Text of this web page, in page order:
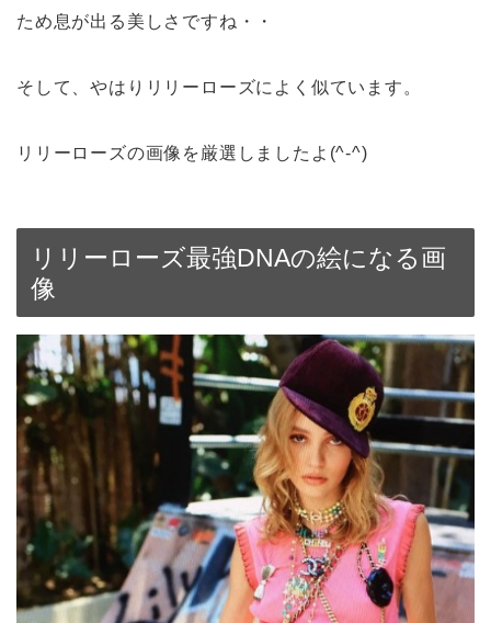
ため息が出る美しさですね・・
そして、やはりリリーローズによく似ています。
リリーローズの画像を厳選しましたよ(^-^)
リリーローズ最強DNAの絵になる画
像